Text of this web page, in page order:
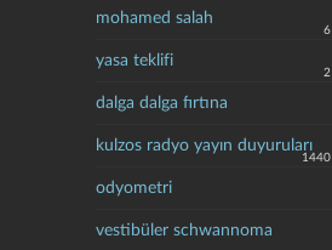
mohamed salah
6
yasa teklifi
2
dalga dalga fırtına
kulzos radyo yayın duyuruları
1440
odyometri
vestibüler schwannoma